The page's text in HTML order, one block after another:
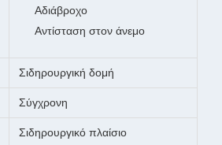
Αδιάβροχο
Αντίσταση στον άνεμο
Σιδηρουργική δομή
Σύγχρονη
Σιδηρουργικό πλαίσιο